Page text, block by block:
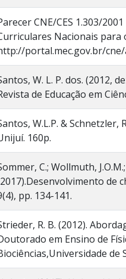
CNE/CES 1.303/
Nacionais para
portal.mec.gov.br/
W. L. P. dos. (2012,
de Educação em
W.L.P. & Schnetzler,
160p.
C.; Wollmuth,
de
pp. 134-141.
R. B. (2012).
em Ensino de
de